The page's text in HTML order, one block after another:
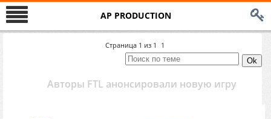
AP PRODUCTION
Страница 1 из 1 1
Авторы FTL анонсировали новую игру